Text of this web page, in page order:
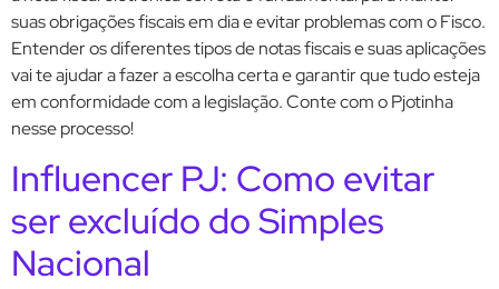
suas obrigações fiscais em dia e evitar problemas com o Fisco.
Entender os diferentes tipos de notas fiscais e suas aplicações
vai te ajudar a fazer a escolha certa e garantir que tudo esteja
em conformidade com a legislação. Conte com o Pjotinha
nesse processo!
Influencer PJ: Como evitar
ser excluído do Simples
Nacional